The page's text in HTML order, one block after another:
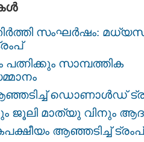
സം​ഘ​ര്‍​ഷം:
സാമ്പത്തിക
ഡൊണാൾഡ്
ജൂലി മാത്യു വിനും
ആഞ്ഞടിച്ച് ട്രംപ്